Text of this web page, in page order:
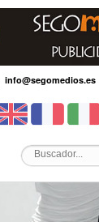
info@segomedios.es